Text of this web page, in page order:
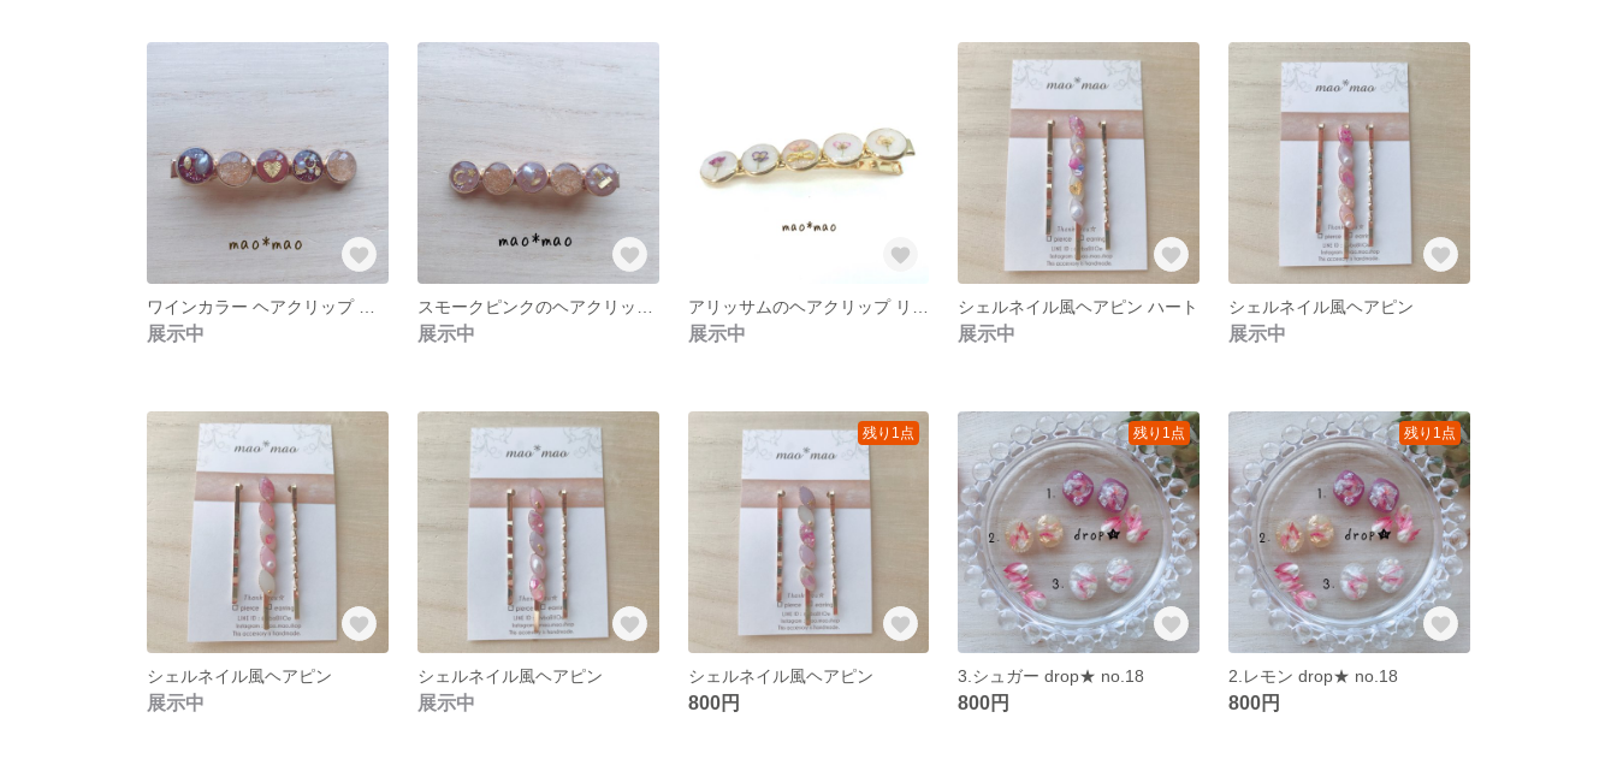
展示中 展示中 展示中
シェルネイル風ヘアピン ハート
展示中
シェルネイル風ヘアピン
展示中
シェルネイル風ヘアピン
展示中
シェルネイル風ヘアピン
展示中
残り1点
シェルネイル風ヘアピン
800円
残り1点
3.シュガー drop★ no.18
800円
残り1点
2.レモン drop★ no.18
800円